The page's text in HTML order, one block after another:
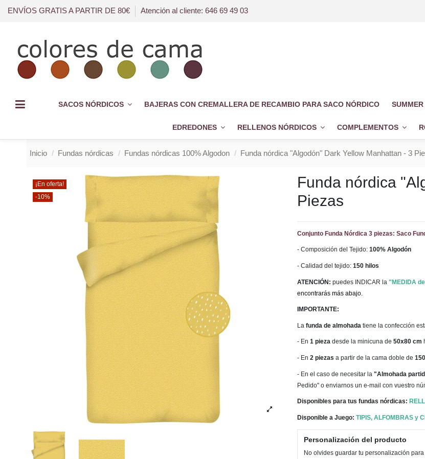
ENVÍOS GRATIS A PARTIR DE 80€ Atención al cliente: 646 69 49 03
SACOS NÓRDICOS BAJERAS CON CREMALLERA DE RECAMBIO PARA SACO NÓRDICO
EDREDONES RELLENOS NÓRDICOS COMPLEMENTOS
Inicio Fundas nórdicas Fundas nórdicas 100% Algodon Funda nórdica "Algodón" Dark Yellow Manhattan - 3
¡En oferta!
-10%
Funda nórdica
Piezas
Conjunto Funda Nórdica 3 piezas: Saco
- Composición del Tejido:100% Algodón
- Calidad del tejido: 150 hilos
ATENCIÓN: puedes INDICAR la"MEDIDA
encontrarás más abajo.
IMPORTANTE:
Lafunda de almohada tiene la confección
- En1 pieza desde la minicuna de50x80 cm
- En2 piezas a partir de la cama doble de
- En el caso de necesitar la"Almohada
Pedido" o enviarnos un e-mail con vuestro
Disponibles para tus fundas nórdicas:
Disponible a Juego:TIPIS, ALFOMBRAS y
Personalización del producto
No olvides guardar tu personalización